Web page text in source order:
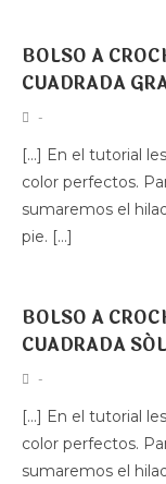
BOLSO A
CUADRADA
-
[…] En el tutorial
color perfectos.
sumaremos el
pie. […]
BOLSO A
CUADRADA
-
[…] En el tutorial
color perfectos.
sumaremos el